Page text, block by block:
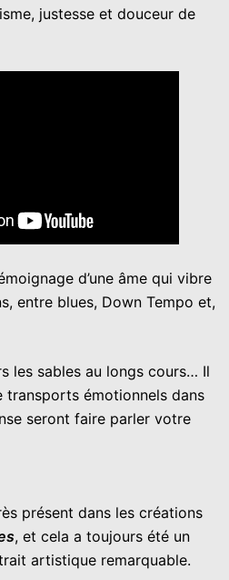
justesse et douceur de
d’une âme qui vibre
entre blues, Down Tempo et,
les sables au longs cours… Il
émotionnels dans
seront faire parler votre
présent dans les créations
, et cela a toujours été un
artistique remarquable.